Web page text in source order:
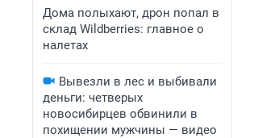
Дома полыхают, дрон попал в
склад Wildberries: главное о
налетах
Вывезли в лес и выбивали
деньги: четверых
новосибирцев обвинили в
похищении мужчины — видео